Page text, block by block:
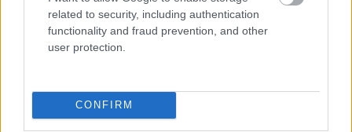
related to security, including authentication
functionality and fraud prevention, and other
user protection.
CONFIRM
MEGHIBÁSODOTT TRANSZFORMÁTORT